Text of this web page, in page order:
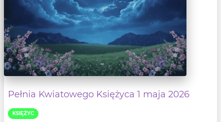
Pełnia Kwiatowego Księżyca 1 maja 2026
KSIĘŻYC